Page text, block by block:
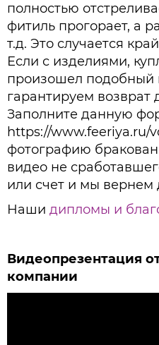
полностью
фитиль прогорает, а
т.д. Это случается
Если с изделиями,
произошел подобный
гарантируем возврат
Заполните данную
https://www.feeriya.ru/
фотографию
видео не
или счет и мы вернем
Наши дипломы и
Видеопрезентация
компании